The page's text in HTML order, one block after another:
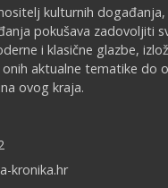
kulturnih
pokušava zadovoljiti
i klasične glazbe,
aktualne tematike do
ovog kraja.
kronika.hr